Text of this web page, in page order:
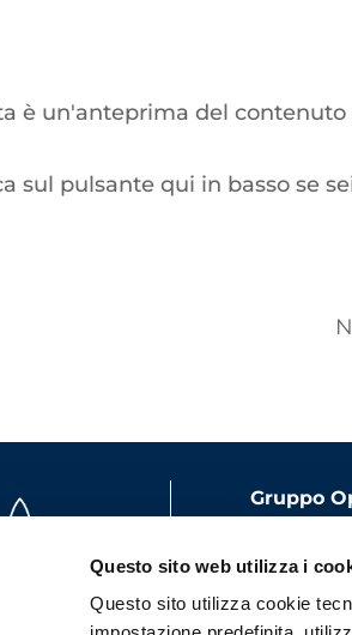
Questo sito web utilizza i
Questo sito utilizza cookie
è un'anteprima del
sul pulsante qui in basso se
Gruppo
i.v.
P.iva: